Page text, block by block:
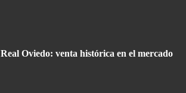
Real Oviedo: venta histórica en el mercado